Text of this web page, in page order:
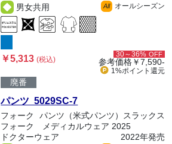
男女共用
All オールシーズン
￥5,313(税込)
30～36% OFF
参考価格￥7,590-
1%ポイント 還元
廃番
パンツ 5029SC-7
フォーク
パンツ（米式パンツ）スラックス
フォーク メディカルウェア 2025
ドクターウェア
2022年発売